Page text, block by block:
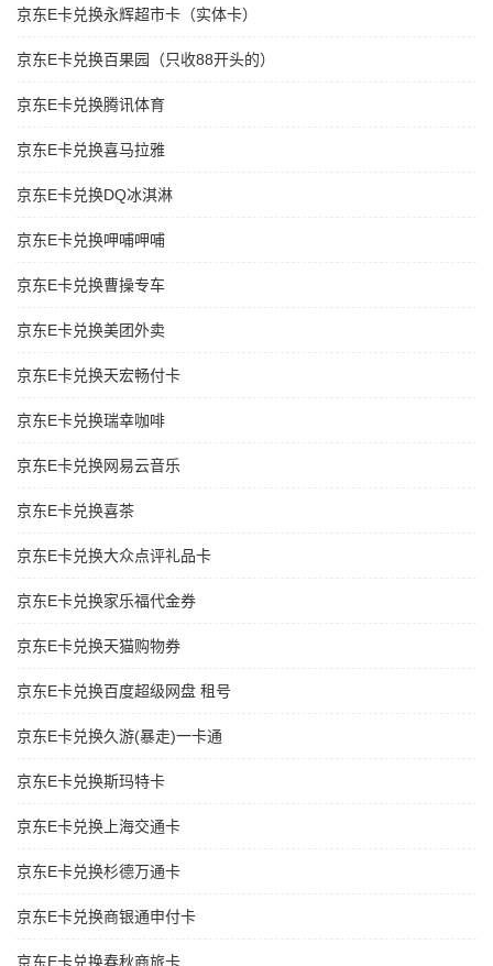
京东E卡兑换永辉超市卡（实体卡）
京东E卡兑换百果园（只收88开头的）
京东E卡兑换腾讯体育
京东E卡兑换喜马拉雅
京东E卡兑换DQ冰淇淋
京东E卡兑换呷哺呷哺
京东E卡兑换曹操专车
京东E卡兑换美团外卖
京东E卡兑换天宏畅付卡
京东E卡兑换瑞幸咖啡
京东E卡兑换网易云音乐
京东E卡兑换喜茶
京东E卡兑换大众点评礼品卡
京东E卡兑换家乐福代金券
京东E卡兑换天猫购物券
京东E卡兑换百度超级网盘 租号
京东E卡兑换久游(暴走)一卡通
京东E卡兑换斯玛特卡
京东E卡兑换上海交通卡
京东E卡兑换杉德万通卡
京东E卡兑换商银通申付卡
京东E卡兑换春秋商旅卡